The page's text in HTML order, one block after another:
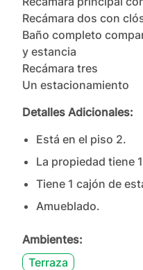
Recámara dos con
Baño completo
y estancia
Recámara tres
Un estacionamiento
Detalles Adicionales:
Está en el piso 2.
La propiedad tiene 1
Tiene 1 cajón de
Amueblado.
Ambientes:
Terraza